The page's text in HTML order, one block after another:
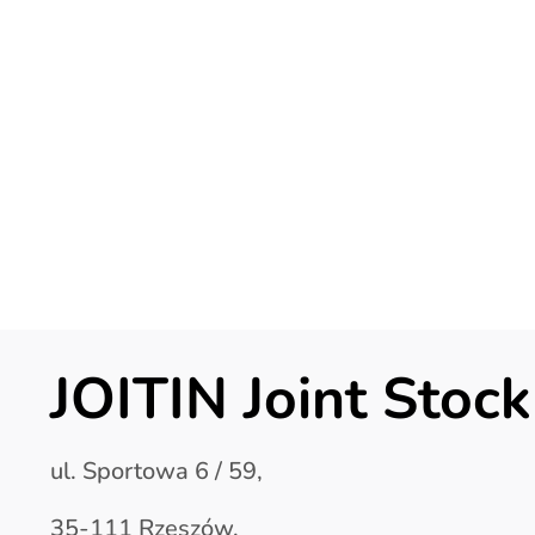
JOITIN Joint
ul. Sportowa 6 / 59,
35-111 Rzeszów,